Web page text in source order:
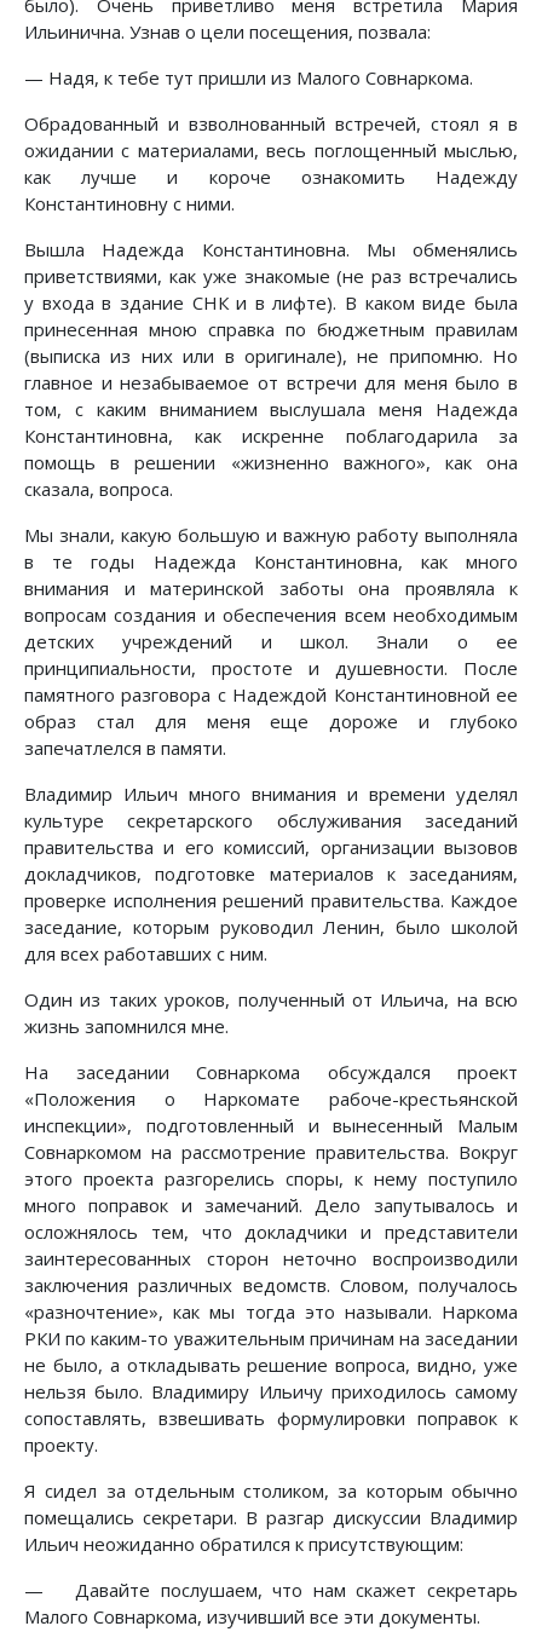
было). Очень приветливо меня встретила Мария
Ильинична. Узнав о цели посещения, позвала:
— Надя, к тебе тут пришли из Малого Совнаркома.
Обрадованный и взволнованный встречей, стоял я в
ожидании с материалами, весь поглощенный мыслью,
как лучше и короче ознакомить Надежду
Константиновну с ними.
Вышла Надежда Константиновна. Мы обменялись
приветствиями, как уже знакомые (не раз встречались
у входа в здание СНК и в лифте). В каком виде была
принесенная мною справка по бюджетным правилам
(выписка из них или в оригинале), не припомню. Но
главное и незабываемое от встречи для меня было в
том, с каким вниманием выслушала меня Надежда
Константиновна, как искренне поблагодарила за
помощь в решении «жизненно важного», как она
сказала, вопроса.
Мы знали, какую большую и важную работу выполняла
в те годы Надежда Константиновна, как много
внимания и материнской заботы она проявляла к
вопросам создания и обеспечения всем необходимым
детских учреждений и школ. Знали о ее
принципиальности, простоте и душевности. После
памятного разговора с Надеждой Константиновной ее
образ стал для меня еще дороже и глубоко
запечатлелся в памяти.
Владимир Ильич много внимания и времени уделял
культуре секретарского обслуживания заседаний
правительства и его комиссий, организации вызовов
докладчиков, подготовке материалов к заседаниям,
проверке исполнения решений правительства. Каждое
заседание, которым руководил Ленин, было школой
для всех работавших с ним.
Один из таких уроков, полученный от Ильича, на всю
жизнь запомнился мне.
На заседании Совнаркома обсуждался проект
«Положения о Наркомате рабоче-крестьянской
инспекции», подготовленный и вынесенный Малым
Совнаркомом на рассмотрение правительства. Вокруг
этого проекта разгорелись споры, к нему поступило
много поправок и замечаний. Дело запутывалось и
осложнялось тем, что докладчики и представители
заинтересованных сторон неточно воспроизводили
заключения различных ведомств. Словом, получалось
«разночтение», как мы тогда это называли. Наркома
РКИ по каким-то уважительным причинам на заседании
не было, а откладывать решение вопроса, видно, уже
нельзя было. Владимиру Ильичу приходилось самому
сопоставлять, взвешивать формулировки поправок к
проекту.
Я сидел за отдельным столиком, за которым обычно
помещались секретари. В разгар дискуссии Владимир
Ильич неожиданно обратился к присутствующим:
— Давайте послушаем, что нам скажет секретарь
Малого Совнаркома, изучивший все эти документы.